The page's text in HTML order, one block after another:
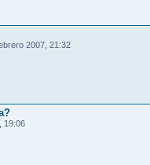
2007, 21:32
19:06